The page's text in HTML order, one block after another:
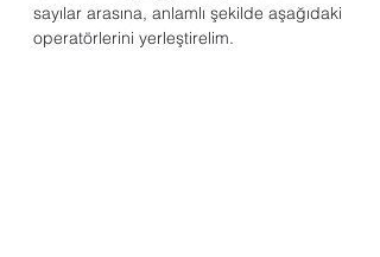
sayılar arasına, anlamlı şekilde aşağıdaki
operatörlerini yerleştirelim.